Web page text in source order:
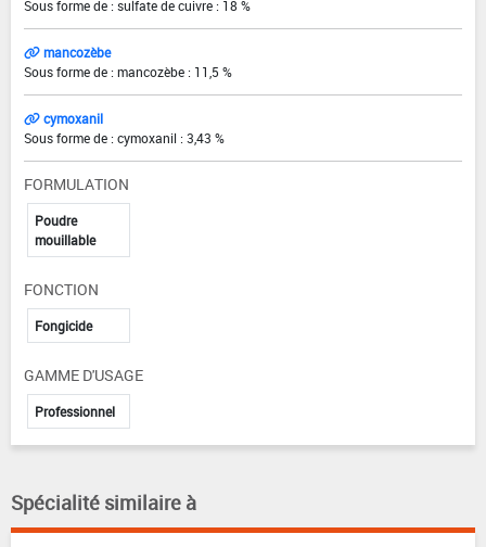
Sous forme de : sulfate de cuivre : 18 %
mancozèbe
Sous forme de : mancozèbe : 11,5 %
cymoxanil
Sous forme de : cymoxanil : 3,43 %
FORMULATION
Poudre
mouillable
FONCTION
Fongicide
GAMME D'USAGE
Professionnel
Spécialité similaire à